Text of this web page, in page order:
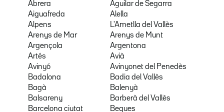
Abrera
Aguilar de Segarra
Aiguafreda
Alella
Alpens
L'Ametlla del Vallès
Arenys de Mar
Arenys de Munt
Argençola
Argentona
Artés
Avià
Avinyó
Avinyonet del Penedès
Badalona
Badia del Vallès
Bagà
Balenyà
Balsareny
Barberà del Vallès
Barcelona ciutat
Begues